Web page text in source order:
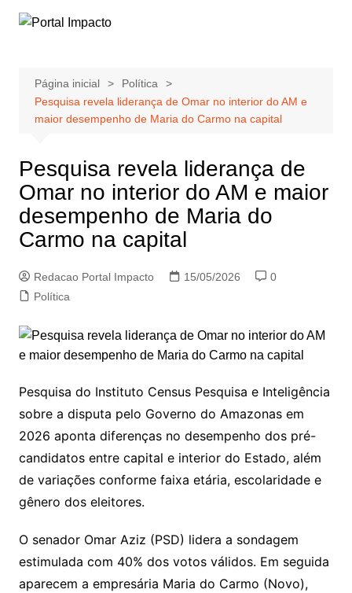
para
Página inicial
Política
Pesquisa revela liderança de Omar no interior do AM e
maior desempenho de Maria do Carmo na capital
Pesquisa revela liderança de
Omar no interior do AM e maior
desempenho de Maria do
Carmo na capital
Redacao Portal Impacto 15/05/2026
0
Política
Pesquisa do Instituto Census Pesquisa e Inteligência
sobre a disputa pelo Governo do Amazonas em
2026 aponta diferenças no desempenho dos pré-
candidatos entre capital e interior do Estado, além
de variações conforme faixa etária, escolaridade e
gênero dos eleitores.
O senador Omar Aziz (PSD) lidera a sondagem
estimulada com 40% dos votos válidos. Em seguida
aparecem a empresária Maria do Carmo (Novo),